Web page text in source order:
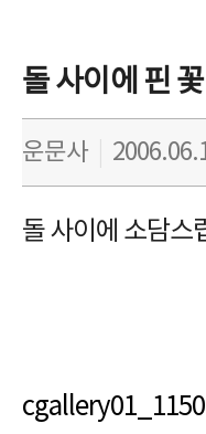
돌 사이에 핀 꽃
운문사
돌 사이에 소담스